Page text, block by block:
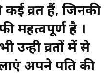
कई व्रत हैं, जिनकी
महत्वपूर्ण है ।
उन्ही व्रतों में से
अपने पति की